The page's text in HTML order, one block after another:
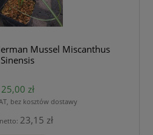
Mussel Miscanthus
Sinensis
25,00 zł
bez kosztów dostawy
23,15 zł